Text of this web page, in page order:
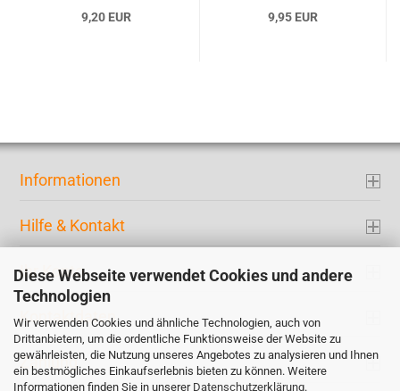
Diese Webseite verwendet Cookies und andere
Technologien
Wir verwenden Cookies und ähnliche Technologien, auch von
Drittanbietern, um die ordentliche Funktionsweise der Website zu
gewährleisten, die Nutzung unseres Angebotes zu analysieren und Ihnen
ein bestmögliches Einkaufserlebnis bieten zu können. Weitere
Informationen finden Sie in unserer Datenschutzerklärung.
9,20 EUR 9,95 EUR
Informationen
Hilfe & Kontakt
Ihr Konto
Kontaktdaten
Zahlung